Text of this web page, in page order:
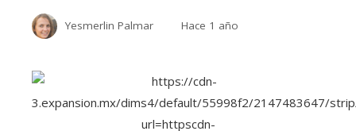
Yesmerlin Palmar Hace 1 año